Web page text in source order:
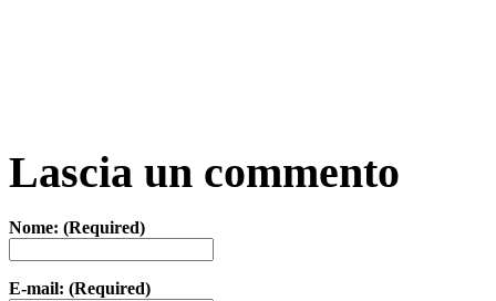
Lascia un commento
Nome: (Required)
E-mail: (Required)